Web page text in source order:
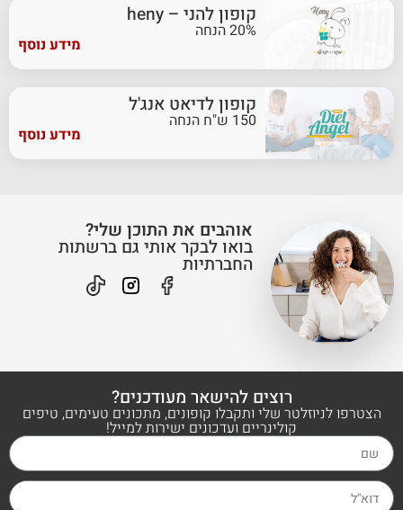
קופון להני – heny
20% הנחה
מידע נוסף
קופון לדיאט אנג'ל
150 ש"ח הנחה
מידע נוסף
אוהבים את התוכן שלי?
בואו לבקר אותי גם ברשתות
החברתיות
רוצים להישאר מעודכנים?
הצטרפו לניוזלטר שלי ותקבלו קופונים, מתכונים טעימים, טיפים
קולינריים ועדכונים ישירות למייל!